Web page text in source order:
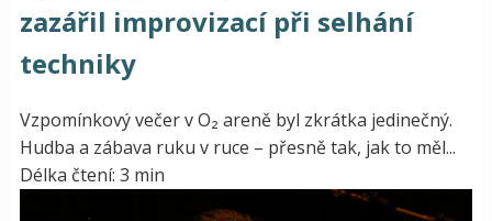
zazářil improvizací při selhání
techniky
Vzpomínkový večer v O₂ areně byl zkrátka jedinečný.
Hudba a zábava ruku v ruce – přesně tak, jak to měl...
Délka čtení: 3 min